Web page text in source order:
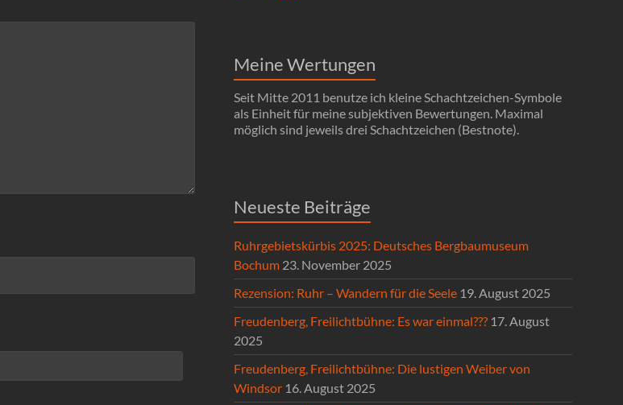
Meine Wertungen
Seit Mitte 2011 benutze ich kleine Schachtzeichen-Symbole
als Einheit für meine subjektiven Bewertungen. Maximal
möglich sind jeweils drei Schachtzeichen (Bestnote).
Neueste Beiträge
Ruhrgebietskürbis 2025: Deutsches Bergbaumuseum
Bochum 23. November 2025
Rezension: Ruhr – Wandern für die Seele 19. August 2025
Freudenberg, Freilichtbühne: Es war einmal??? 17. August
2025
Freudenberg, Freilichtbühne: Die lustigen Weiber von
Windsor 16. August 2025